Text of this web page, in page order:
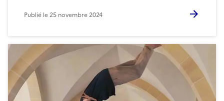
Publié le25 novembre 2024